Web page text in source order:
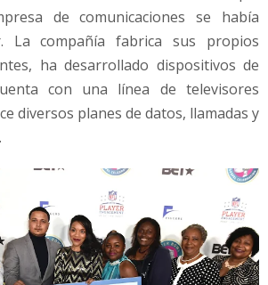
de comunicaciones se había
La compañía fabrica sus propios
ha desarrollado dispositivos de
con una línea de televisores
diversos planes de datos, llamadas y